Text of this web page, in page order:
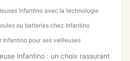
Infantino avec la technologie
ou batteries chez Infantino
Infantino pour ses veilleuses
Infantino : un choix rassurant